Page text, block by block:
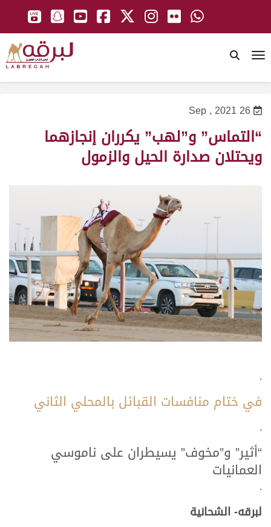
26 Sep , 2021
“التماس” و”لهب” يكرران إنجازهما
ويحتلان صدارة الحيل والزمول
.
في ختام منافسات القبائل بالمحلي الثاني
.
“أثير” و”مخوف” يسيطران على ناموسي
العمانيات
.
لبرقه- الشحانية